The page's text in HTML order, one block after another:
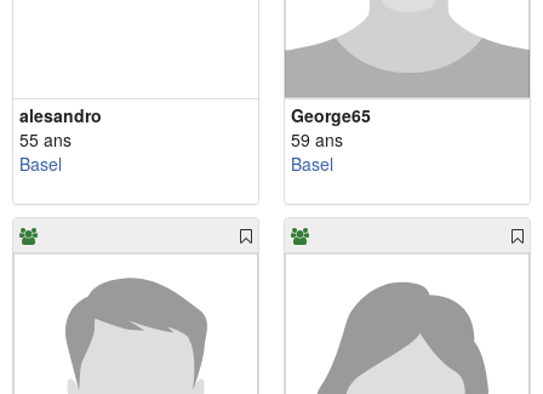
alesandro
55 ans
Basel
George65
59 ans
Basel